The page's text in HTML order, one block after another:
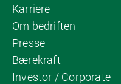
Karriere
Om bedriften
Presse
Bærekraft
Investor / Corporate